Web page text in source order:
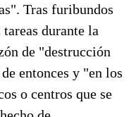
Tras furibundos
tareas durante la
de "destrucción
entonces y "en los
o centros que se